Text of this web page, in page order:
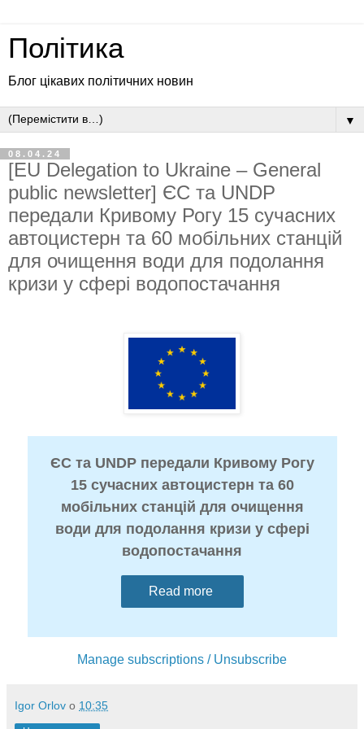
Політика
Блог цікавих політичних новин
▼
08.04.24
[EU Delegation to Ukraine – General
public newsletter] ЄС та UNDP
передали Кривому Рогу 15 сучасних
автоцистерн та 60 мобільних станцій
для очищення води для подолання
кризи у сфері водопостачання
ЄС та UNDP передали Кривому Рогу
15 сучасних автоцистерн та 60
мобільних станцій для очищення
води для подолання кризи у сфері
водопостачання
Read more
Manage subscriptions / Unsubscribe
Igor Orlov о 10:35